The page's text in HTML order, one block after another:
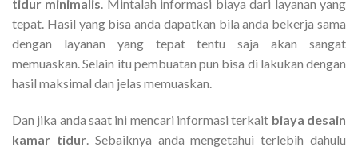
tidur minimalis. Mintalah informasi biaya dari layanan yang
tepat. Hasil yang bisa anda dapatkan bila anda bekerja sama
dengan layanan yang tepat tentu saja akan sangat
memuaskan. Selain itu pembuatan pun bisa di lakukan dengan
hasil maksimal dan jelas memuaskan.
Dan jika anda saat ini mencari informasi terkait biaya desain
kamar tidur. Sebaiknya anda mengetahui terlebih dahulu